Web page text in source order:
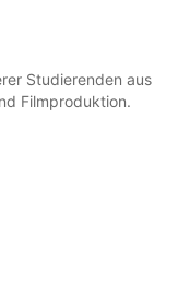
Studierenden aus
Filmproduktion.